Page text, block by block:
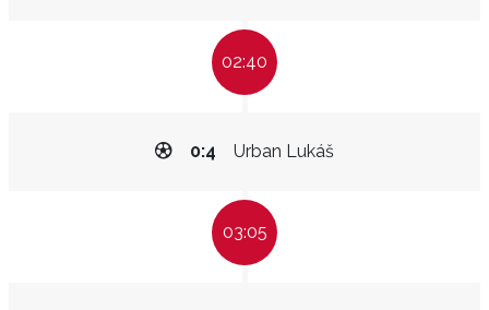
02:40
Urban Lukáš
0:4
03:05